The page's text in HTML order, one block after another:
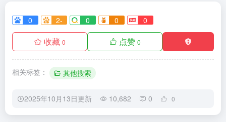
0 2- 0 0 0
收藏 0 点赞 0
相关标签： 其他搜索
2025年10月13日更新 10,682 0 0